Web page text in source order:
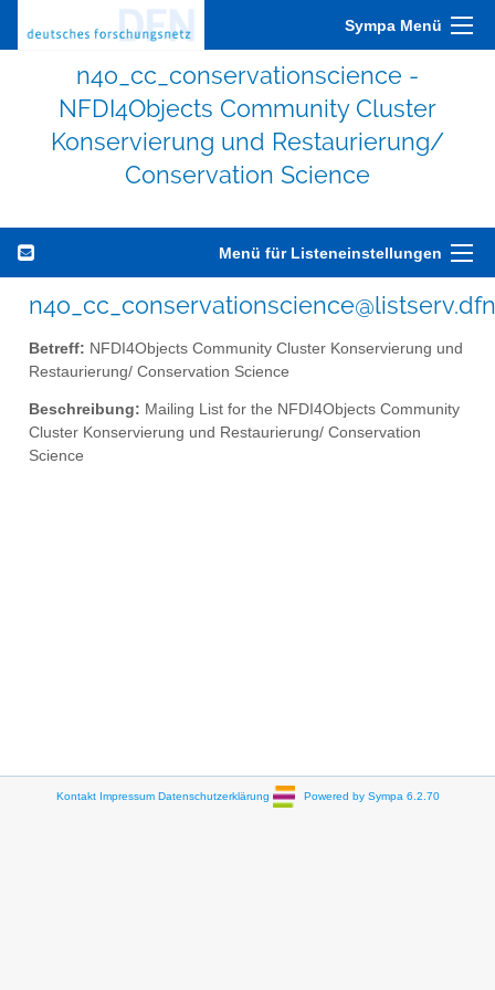
Sympa Menü
n4o_cc_conservationscience -
NFDI4Objects Community Cluster
Konservierung und Restaurierung/
Conservation Science
Menü für Listeneinstellungen
Betreff: NFDI4Objects Community Cluster Konservierung und
Restaurierung/ Conservation Science
Beschreibung: Mailing List for the NFDI4Objects Community
Cluster Konservierung und Restaurierung/ Conservation
Science
Kontakt Impressum Datenschutzerklärung Powered by Sympa 6.2.70